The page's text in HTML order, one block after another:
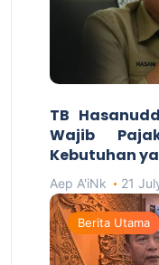
TB
Wajib
Kebutuhan
Aep A'iNk 21
Berita Utama